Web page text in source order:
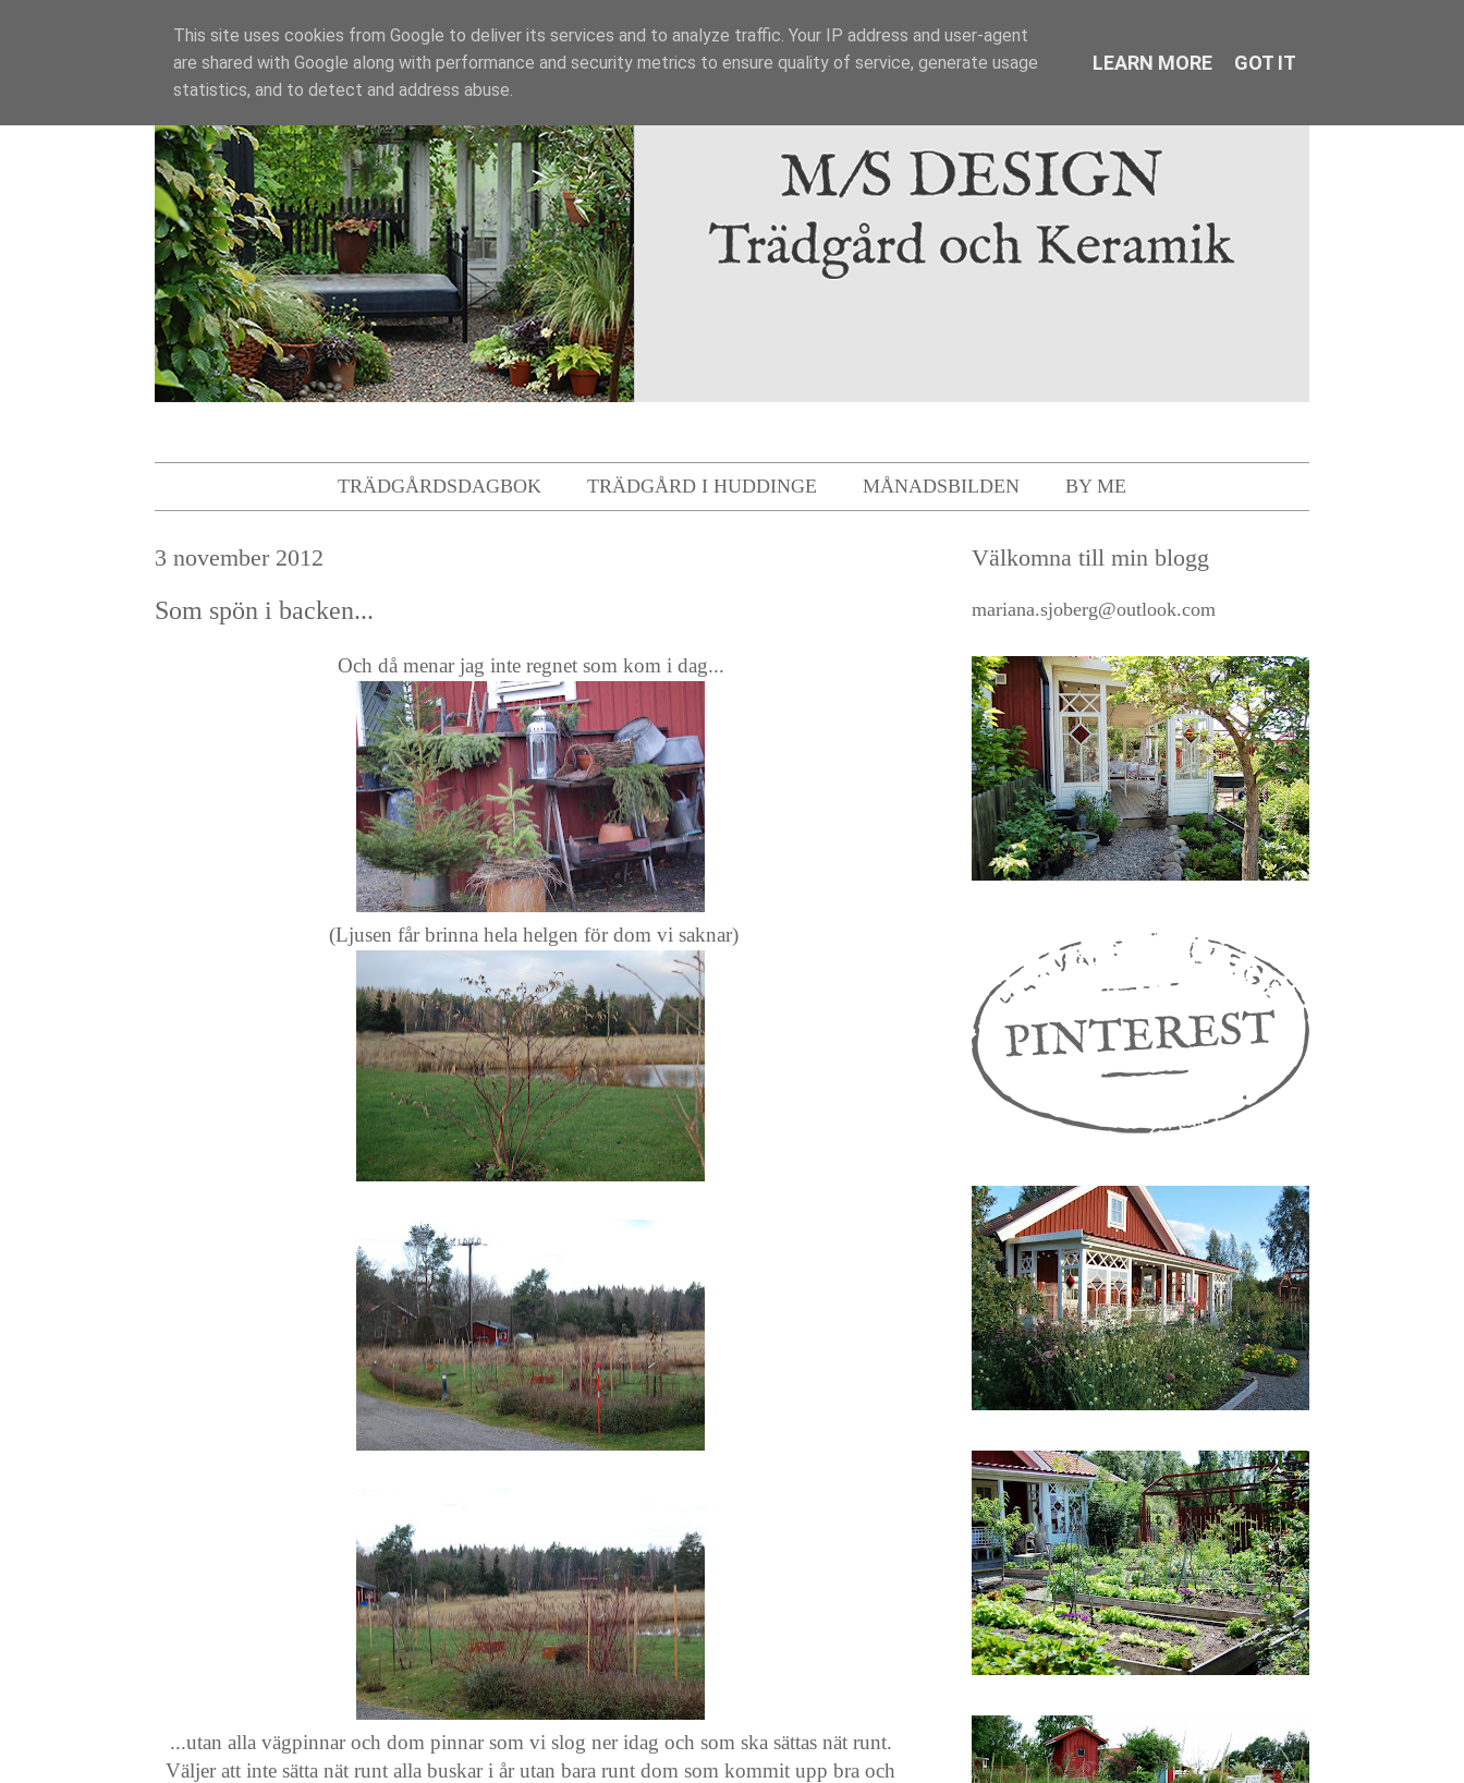
TRÄDGÅRDSDAGBOK TRÄDGÅRD I HUDDINGE MÅNADSBILDEN BY ME
3 november 2012
Som spön i backen...
Och då menar jag inte regnet som kom i dag...
(Ljusen får brinna hela helgen för dom vi saknar)
...utan alla vägpinnar och dom pinnar som vi slog ner idag och som ska sättas nät runt.
Väljer att inte sätta nät runt alla buskar i år utan bara runt dom som kommit upp bra och
Välkomna till min blogg
mariana.sjoberg@outlook.com
This site uses cookies from Google to deliver its services and to analyze traffic. Your IP address and user-agent
are shared with Google along with performance and security metrics to ensure quality of service, generate usage
statistics, and to detect and address abuse.
LEARN MORE GOT IT